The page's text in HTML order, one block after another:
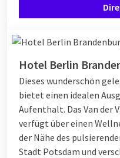
Hotel Berlin
Dieses wunderschön
bietet einen idealen
Aufenthalt. Das Van der
verfügt über einen
der Nähe des
Stadt Potsdam und